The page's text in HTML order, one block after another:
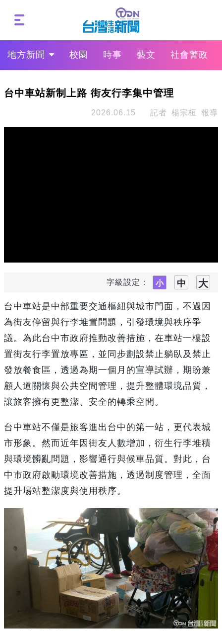
地方新聞 校園 時事 藝文 社會警政
台中車站新制上路 街友行李集中管理
2026.06.15 記者 楊宗桓 報導
字級設定：
台中車站是中部重要交通樞紐與城市門面，不過因
為街友停留與行李堆置問題，引發環境與秩序爭
議。為此台中市政府推動改善措施，在車站一樓設
置街友行李置放專區，並同步劃設禁止躺臥及禁止
發放餐食區，透過為期一個月的宣導試辦，期盼兼
顧人道關懷與公共空間管理，提升整體環境品質，
讓旅客擁有更整潔、安全的轉乘空間。
台中車站不僅是旅客進出台中的第一站，更代表城
市形象。然而近年因街友人數增加，衍生行李堆積
與環境髒亂問題，影響通行與候車品質。對此，台
中市政府啟動環境改善措施，透過制度管理，全面
提升場站整潔度與使用秩序。